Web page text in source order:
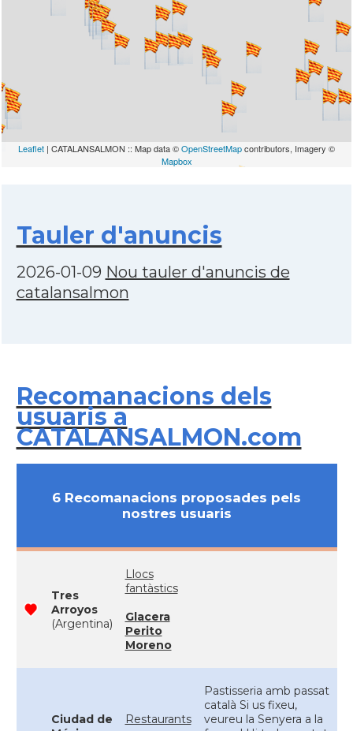
Leaflet | CATALANSALMON :: Map data ©OpenStreetMapcontributors, Imagery ©
Mapbox
Tauler d'anuncis
2026-01-09 Nou tauler d'anuncis de
catalansalmon
Recomanacions dels
usuaris a
CATALANSALMON.com
6 Recomanacions proposades pels
nostres usuaris
Tres
Arroyos
(Argentina)
Llocs
fantàstics
Glacera
Perito
Moreno
Ciudad de
Restaurants
Pastisseria amb passat
català Si us fixeu,
veureu la Senyera a la